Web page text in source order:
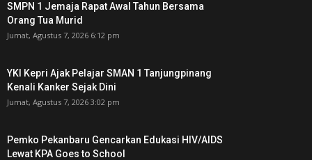
SMPN 1 Jemaja Rapat Awal Tahun Bersama
Orang Tua Murid ‎
Jumat, Agustus 7, 2026 6:12 pm
YKI Kepri Ajak Pelajar SMAN 1 Tanjungpinang
Kenali Kanker Sejak Dini
Jumat, Agustus 7, 2026 3:02 pm
Pemko Pekanbaru Gencarkan Edukasi HIV/AIDS
Lewat KPA Goes to School